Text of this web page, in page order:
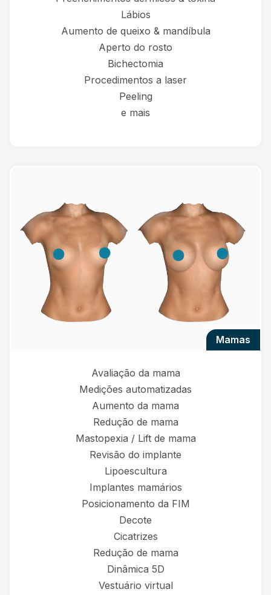
Lábios
Aumento de queixo & mandíbula
Aperto do rosto
Bichectomia
Procedimentos a laser
Peeling
e mais
mamas
Avaliação da mama
Medições automatizadas
Aumento da mama
Redução de mama
Mastopexia / Lift de mama
Revisão do implante
Lipoescultura
Implantes mamários
Posicionamento da FIM
Decote
Cicatrizes
Redução de mama
Dinâmica 5D
Vestuário virtual